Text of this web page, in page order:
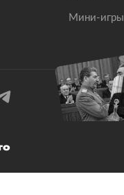
Мини-игры
Все права защищены.